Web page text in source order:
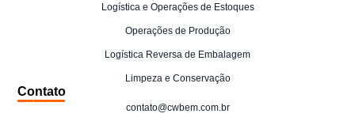
Logística e Operações de Estoques
Operações de Produção
Logística Reversa de Embalagem
Limpeza e Conservação
Contato
contato@cwbem.com.br